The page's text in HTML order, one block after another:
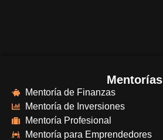
Mentorías
Mentoría de Finanzas
Mentoría de Inversiones
Mentoría Profesional
Mentoría para Emprendedores